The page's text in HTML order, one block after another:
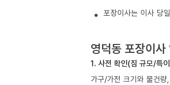
포장이사는 이사 당
영덕동 포장이
1. 사전 확인(짐 규모/특
가구/가전 크기와 물건